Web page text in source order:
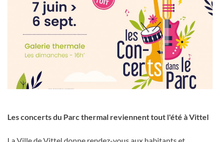
Les concerts du Parc thermal reviennent tout l'été à Vittel
La Ville de Vittel donne rendez-vous aux habitants et